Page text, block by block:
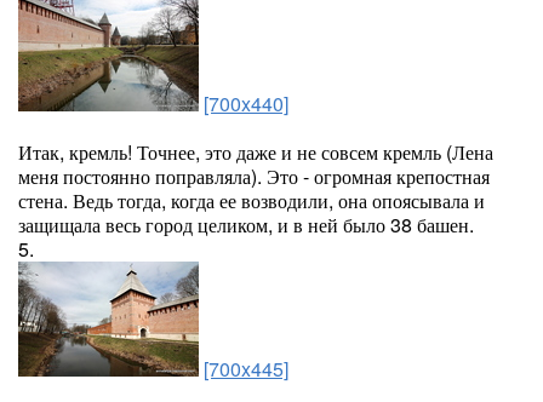
[700x440]
Итак, кремль! Точнее, это даже и не совсем кремль (Лена
меня постоянно поправляла). Это - огромная крепостная
стена. Ведь тогда, когда ее возводили, она опоясывала и
защищала весь город целиком, и в ней было 38 башен.
5.
[700x445]